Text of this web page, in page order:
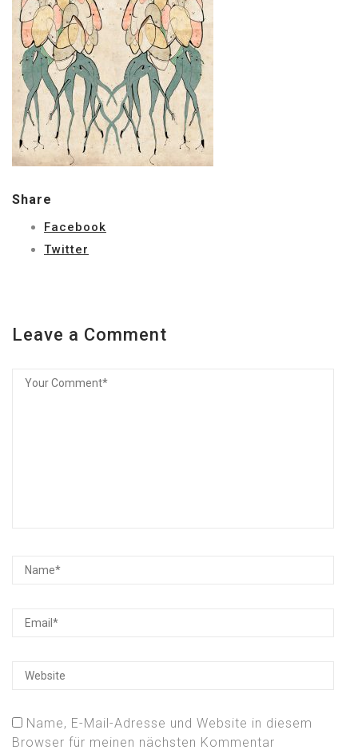
Share
Facebook
Twitter
Leave a Comment
Name, E-Mail-Adresse und Website in diesem
Browser für meinen nächsten Kommentar